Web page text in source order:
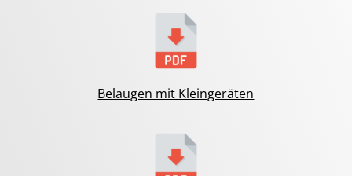
Belaugen mit Kleingeräten